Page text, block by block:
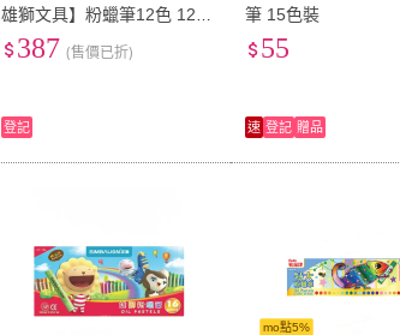
雄獅文具】粉蠟筆12色 12盒
/組 OP-12A
387 (售價已折)
登記
筆 15色裝
55
速 登記 贈品
mo點5%